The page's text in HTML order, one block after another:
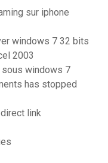
sur iphone
windows 7 32 bits
2003
sous windows 7
has stopped
link